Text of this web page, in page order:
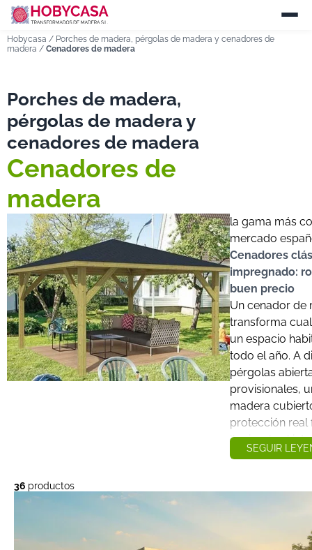
Hobycasa / Porches de madera, pérgolas de madera y cenadores de
madera / Cenadores de madera
Porches de madera,
pérgolas de madera y
cenadores de madera
Cenadores de
madera
la gama más
mercado
Cenadores
impregnado:
buen precio
Un cenador de
transforma
un espacio
todo el año. A
pérgolas
provisionales,
madera
protección real
lluvia, el sol
En Hobycasa
estructuras de
criterio claro:
de la
SEGUIR
36 productos